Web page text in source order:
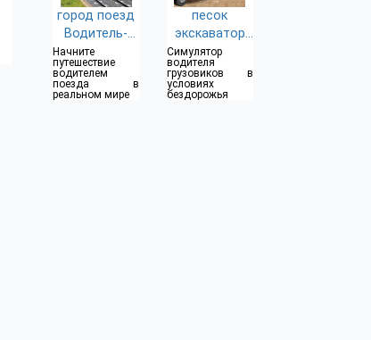
город поезд
Водитель-
игры
Начните
путешествие
водителем
поезда в
реальном мире
песок
экскаватор
симулятор
игр
Симулятор
водителя
грузовиков в
условиях
бездорожья